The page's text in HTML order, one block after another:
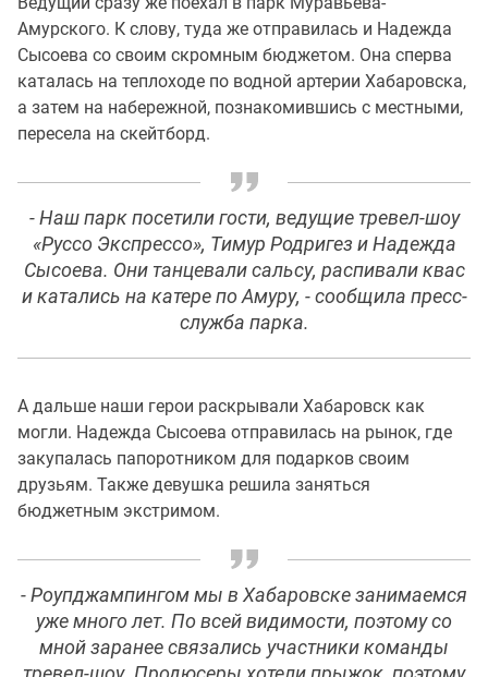
Амурского. К слову, туда же отправилась и Надежда
Сысоева со своим скромным бюджетом. Она сперва
каталась на теплоходе по водной артерии Хабаровска,
а затем на набережной, познакомившись с местными,
пересела на скейтборд.
- Наш парк посетили гости, ведущие тревел-шоу
«Руссо Экспрессо», Тимур Родригез и Надежда
Сысоева. Они танцевали сальсу, распивали квас
и катались на катере по Амуру, - сообщила пресс-
служба парка.
А дальше наши герои раскрывали Хабаровск как
могли. Надежда Сысоева отправилась на рынок, где
закупалась папоротником для подарков своим
друзьям. Также девушка решила заняться
бюджетным экстримом.
- Роупджампингом мы в Хабаровске занимаемся
уже много лет. По всей видимости, поэтому со
мной заранее связались участники команды